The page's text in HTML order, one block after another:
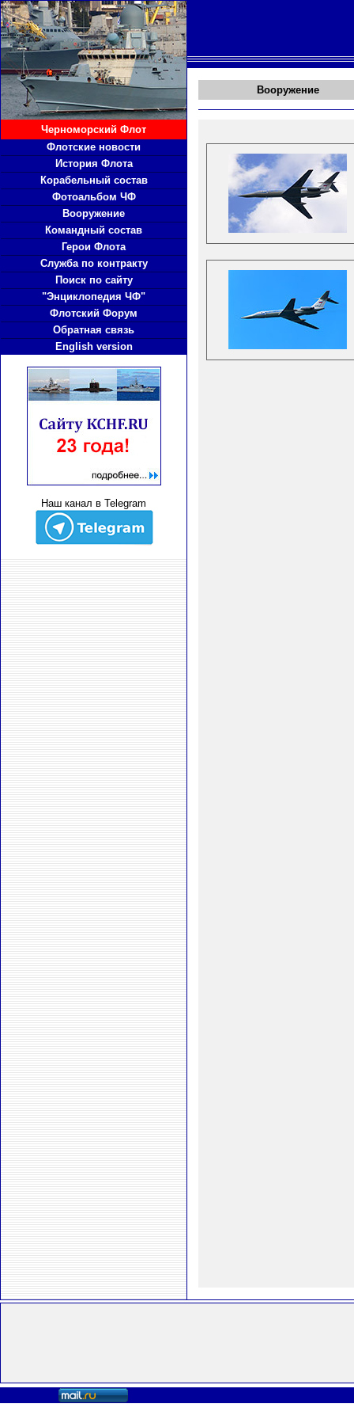
Черноморский Флот
Флотские новости
История Флота
Корабельный состав
Фотоальбом ЧФ
Вооружение
Командный состав
Герои Флота
Служба по контракту
Поиск по сайту
"Энциклопедия ЧФ"
Флотский Форум
Обратная связь
English version
Наш канал в Telegram
Вооружение